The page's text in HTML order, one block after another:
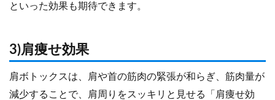
といった効果も期待できます。
3)肩痩せ効果
肩ボトックスは、肩や首の筋肉の緊張が和らぎ、筋肉量が
減少することで、肩周りをスッキリと見せる「肩痩せ効